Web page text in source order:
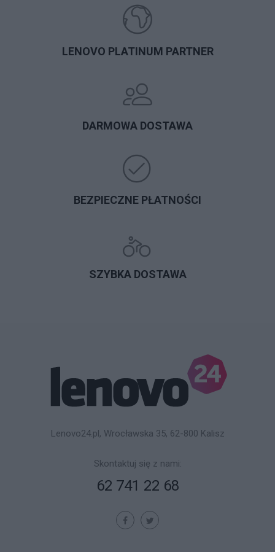
LENOVO PLATINUM PARTNER
DARMOWA DOSTAWA
BEZPIECZNE PŁATNOŚCI
SZYBKA DOSTAWA
Lenovo24.pl, Wrocławska 35, 62-800 Kalisz
Skontaktuj się z nami:
62 741 22 68